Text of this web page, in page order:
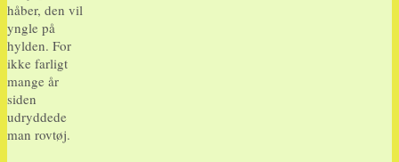
håber, den vil
yngle på
hylden. For
ikke farligt
mange år
siden
udryddede
man rovtøj.